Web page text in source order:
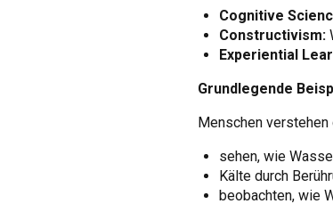
Cognitive
Constructivism:
Experiential
Grundlegende
Menschen verstehen
sehen, wie
Kälte durch
beobachten, wie